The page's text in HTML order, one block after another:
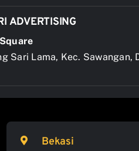
ADVERTISING
Sari Lama, Kec. Sawangan,
Bekasi